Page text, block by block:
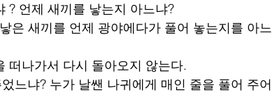
? 언제 새끼를 낳는지 아느냐?
은 새끼를 언제 광야에다가 풀어 놓는지를 아느
떠나가서 다시 돌아오지 않는다.
느냐? 누가 날쌘 나귀에게 매인 줄을 풀어 주어